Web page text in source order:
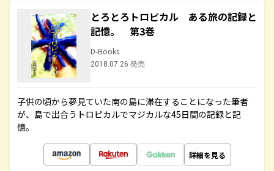
とろとろトロピカル ある旅の記録と
記憶。 第3巻
D-Books
2018.07.26 発売
子供の頃から夢見ていた南の島に滞在することになった筆者
が、島で出合うトロピカルでマジカルな45日間の記録と記
憶。
詳細を見る